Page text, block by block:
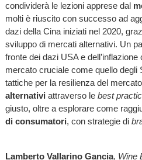
condividerà le lezioni apprese dal
molti è riuscito con successo ad
dazi della Cina iniziati nel 2020,
sviluppo di mercati alternativi. Un
fronte dei dazi USA e
mercato cruciale come quello degli
tattiche per la resilienza del
alternativi attraverso le best
giusto, oltre a esplorare come
di consumatori, con strategie di
Lamberto Vallarino Gancia, Wine